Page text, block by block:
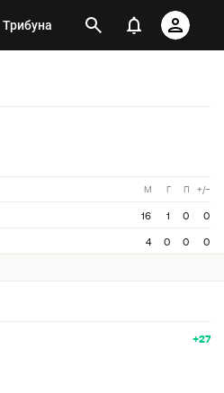
Трибуна
М Г П +/−
16 1 0
0
4 0 0
0
+27